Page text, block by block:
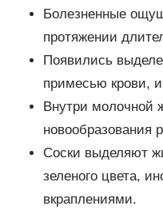
Болезненные
протяжении
Появились
примесью крови,
Внутри молочной
новообразования
Соски выделяют
зеленого цвета,
вкраплениями.